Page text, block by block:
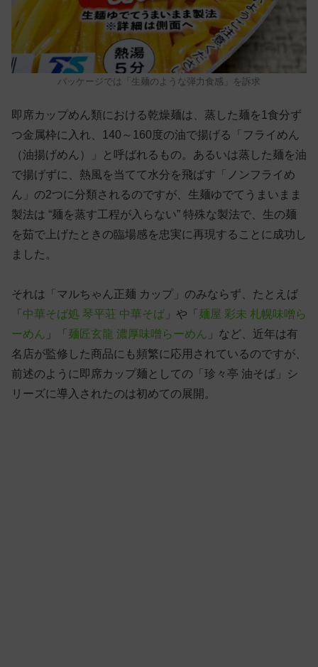
パッケージでは「生麺のような弾力食感」を訴求
即席カップめん類における乾燥麺は、蒸した麺を1食分ず
つ金属枠に入れ、140～160度の油で揚げる「フライめん
（油揚げめん）」と呼ばれるもの。あるいは蒸した麺を油
で揚げずに、熱風を当てて水分を飛ばす「ノンフライめ
ん」の2つに分類されるのですが、生麺ゆでてうまいまま
製法は “麺を蒸す工程が入らない” 特殊な製法で、生の麺
を茹で上げたときの臨場感を忠実に再現することに成功し
ました。
それは「マルちゃん正麺 カップ」のみならず、たとえば
「 中華そば処 琴平荘 中華そば 」や「 麺屋 彩未 札幌味噌ら
ーめん 」「 麺匠玄龍 濃厚味噌らーめん 」など、近年は有
名店が監修した商品にも頻繁に応用されているのですが、
前述のように即席カップ麺としての「珍々亭 油そば」シ
リーズに導入されたのは初めての展開。